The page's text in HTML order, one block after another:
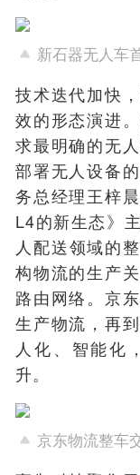
新石器无人车
技术迭代加快
效的形态演进
求最明确的无
部署无人设备
务总经理王梓
L4的新生态》
人配送领域的
构物流的生产
路由网络。京
生产物流，再
人化、智能化
升。
京东物流整车